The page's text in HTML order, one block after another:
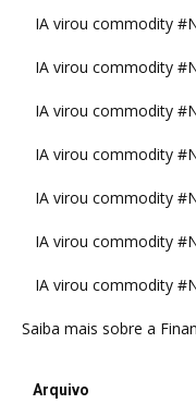
IA virou commodity
IA virou commodity
IA virou commodity
IA virou commodity
IA virou commodity
IA virou commodity
IA virou commodity
Saiba mais sobre a
Arquivo